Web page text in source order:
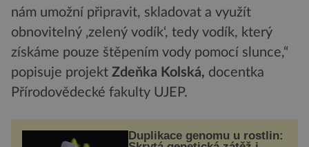
nám umožní připravit, skladovat a využít
obnovitelný ‚zelený vodík‘, tedy vodík, který
získáme pouze štěpením vody pomocí slunce,“
popisuje projekt Zdeňka Kolská, docentka
Přírodovědecké fakulty UJEP.
Duplikace genomu u rostlin: